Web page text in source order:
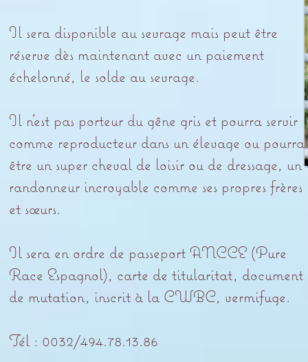
Il sera disponible au sevrage mais peut être
réserve dès maintenant avec un paiement
échelonné, le solde au sevrage.
Il n’est pas porteur du gêne gris et pourra servir
comme reproducteur dans un élevage ou pourra
être un super cheval de loisir ou de dressage, un
randonneur incroyable comme ses propres frères
et sœurs.
Il sera en ordre de passeport ANCCE (Pure
Race Espagnol), carte de titularitat, document
de mutation, inscrit à la CWBC, vermifuge.
​Tél : 0032/494.78.13.86